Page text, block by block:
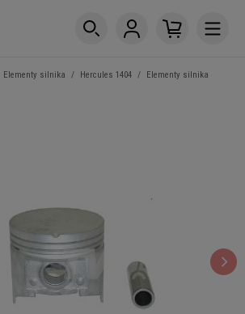
Elementy silnika / Hercules 1404 /
Elementy silnika